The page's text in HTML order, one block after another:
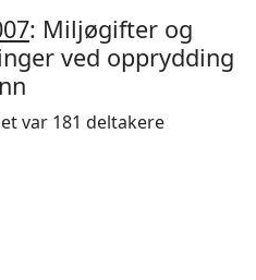
: Miljøgifter og
ved opprydding
var 181 deltakere